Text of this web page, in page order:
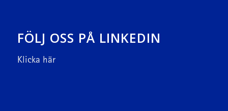
FÖLJ OSS PÅ LINKEDIN
Klicka här